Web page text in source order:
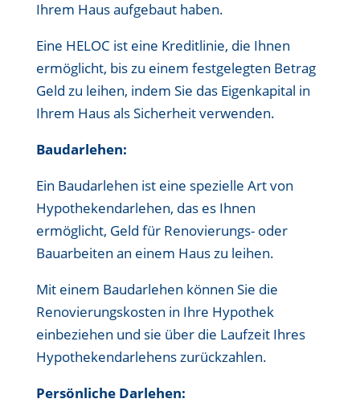
Ihrem Haus aufgebaut haben.
Eine HELOC ist eine Kreditlinie, die Ihnen
ermöglicht, bis zu einem festgelegten Betrag
Geld zu leihen, indem Sie das Eigenkapital in
Ihrem Haus als Sicherheit verwenden.
Baudarlehen:
Ein Baudarlehen ist eine spezielle Art von
Hypothekendarlehen, das es Ihnen
ermöglicht, Geld für Renovierungs- oder
Bauarbeiten an einem Haus zu leihen.
Mit einem Baudarlehen können Sie die
Renovierungskosten in Ihre Hypothek
einbeziehen und sie über die Laufzeit Ihres
Hypothekendarlehens zurückzahlen.
Persönliche Darlehen: